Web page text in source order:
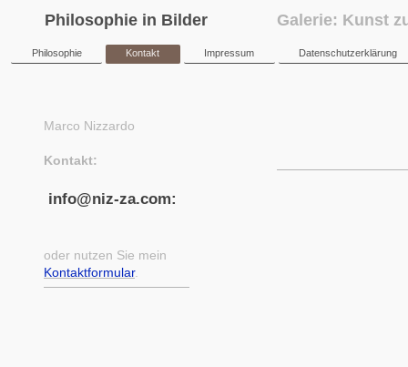
Philosophie in Bilder Galerie: Kunst
Philosophie Kontakt Impressum Datenschutzerklärung
Marco Nizzardo
Kontakt:
info@niz-za.com:
oder nutzen Sie mein
Kontaktformular.